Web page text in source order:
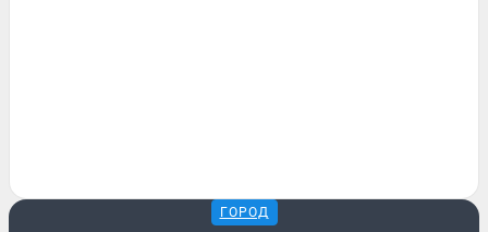
ГОРОД